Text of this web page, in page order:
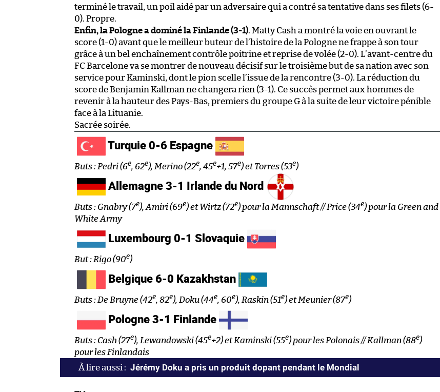
terminé le travail, un poil aidé par un adversaire qui a contré sa tentative dans ses filets (6-
0). Propre.
Enfin, la Pologne a dominé la Finlande (3-1). Matty Cash a montré la voie en ouvrant le
score (1-0) avant que le meilleur buteur de l’histoire de la Pologne ne frappe à son tour
grâce à un bel enchaînement contrôle poitrine et reprise de volée (2-0). L’avant-centre du
FC Barcelone va se montrer de nouveau décisif sur le troisième but de sa nation avec son
service pour Kaminski, dont le pion scelle l’issue de la rencontre (3-0). La réduction du
score de Benjamin Kallman ne changera rien (3-1). Ce succès permet aux hommes de
revenir à la hauteur des Pays-Bas, premiers du groupe G à la suite de leur victoire pénible
face à la Lituanie.
Sacrée soirée.
Turquie 0-6 Espagne
Buts : Pedri (6e, 62e), Merino (22e, 45e+1, 57e) et Torres (53e)
Allemagne 3-1 Irlande du Nord
Buts : Gnabry (7e), Amiri (69e) et Wirtz (72e) pour la Mannschaft // Price (34e) pour la Green and
White Army
Luxembourg 0-1 Slovaquie
But : Rigo (90e)
Belgique 6-0 Kazakhstan
Buts : De Bruyne (42e, 82e), Doku (44e, 60e), Raskin (51e) et Meunier (87e)
Pologne 3-1 Finlande
Buts : Cash (27e), Lewandowski (45e+2) et Kaminski (55e) pour les Polonais // Kallman (88e)
pour les Finlandais
Jérémy Doku a pris un produit dopant pendant le Mondial